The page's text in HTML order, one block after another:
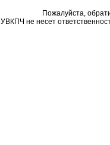
Пожалуйста,
УВКПЧ не несет